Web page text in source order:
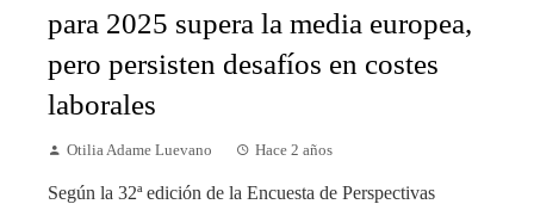
para 2025 supera la media europea,
pero persisten desafíos en costes
laborales
Otilia Adame Luevano Hace 2 años
Según la 32ª edición de la Encuesta de Perspectivas